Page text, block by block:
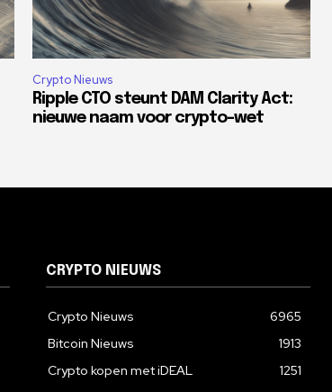
Crypto Nieuws
Ripple CTO steunt DAM Clarity Act:
nieuwe naam voor crypto-wet
CRYPTO NIEUWS
Crypto Nieuws
6965
Bitcoin Nieuws
1913
Crypto kopen met iDEAL
1251